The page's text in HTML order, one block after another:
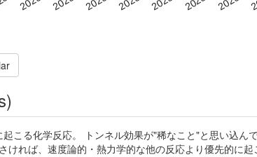
こる化学反応。 トンネル効果が"稀なこと"と思い込ん
れば、速度論的・熱力学的な他の反応より優先的に起